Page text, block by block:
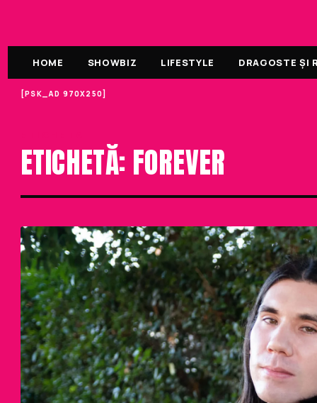
HOME SHOWBIZ LIFESTYLE DRAGOSTE ȘI
[PSK_AD 970X250]
ETICHETĂ: FOREVER